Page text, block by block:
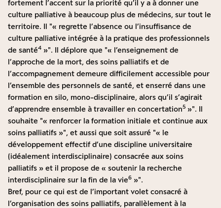
fortement l’accent sur la priorité qu’il y a à donner une
culture palliative à beaucoup plus de médecins, sur tout le
territoire. Il
« regrette l’absence ou l’insuffisance de
culture palliative intégrée à la pratique des professionnels
de santé4 » . Il déplore que
« l’enseignement de
l’approche de la mort, des soins palliatifs et de
l’accompagnement demeure difficilement accessible pour
l’ensemble des personnels de santé, et enserré dans une
formation en silo, mono-disciplinaire, alors qu’il s’agirait
d’apprendre ensemble à travailler en concertation5 » . Il
souhaite
« renforcer la formation initiale et continue aux
soins palliatifs » , et aussi que soit assuré
« le
développement effectif d’une discipline universitaire
(idéalement interdisciplinaire) consacrée aux soins
palliatifs » et il propose de « soutenir la recherche
interdisciplinaire sur la fin de la vie6 » .
Bref, pour ce qui est de l’important volet consacré à
l’organisation des soins palliatifs, parallèlement à la